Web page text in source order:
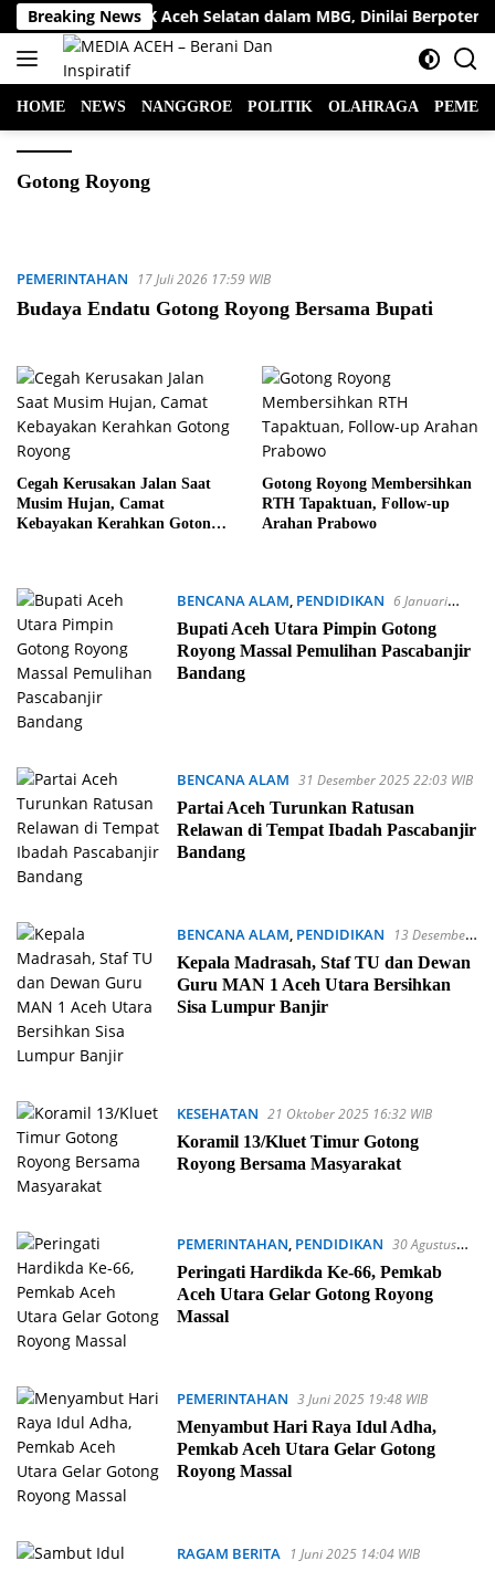
Langsung
ke
konten
Breaking News
DPRK Aceh Selatan dalam MBG, Dinilai Berpotensi
HOME NEWS NANGGROE POLITIK OLAHRAGA
Gotong Royong
PEMERINTAHAN 17 Juli 2026 17:59 WIB
Budaya Endatu Gotong Royong Bersama Bupati
Cegah Kerusakan Jalan Saat
Musim Hujan, Camat
Kebayakan Kerahkan Gotong
‎Gotong Royong Membersihkan
RTH Tapaktuan, Follow-up
Arahan Prabowo
BENCANA ALAM, PENDIDIKAN 6 Januari
2026 16:44 WIB
‎Bupati Aceh Utara Pimpin Gotong
Royong Massal Pemulihan Pascabanjir
Bandang
BENCANA ALAM 31 Desember 2025 22:03 WIB
Partai Aceh Turunkan Ratusan
Relawan di Tempat Ibadah Pascabanjir
Bandang
BENCANA ALAM, PENDIDIKAN
13 Desember
2025 19:31 WIB
Kepala Madrasah, Staf TU dan Dewan
Guru MAN 1 Aceh Utara Bersihkan
Sisa Lumpur Banjir
KESEHATAN 21 Oktober 2025 16:32 WIB
Koramil 13/Kluet Timur Gotong
Royong Bersama Masyarakat
PEMERINTAHAN, PENDIDIKAN 30 Agustus
2025 11:31 WIB
Peringati Hardikda Ke-66, Pemkab
Aceh Utara Gelar Gotong Royong
Massal
PEMERINTAHAN 3 Juni 2025 19:48 WIB
Menyambut Hari Raya Idul Adha,
Pemkab Aceh Utara Gelar Gotong
Royong Massal
RAGAM BERITA
1 Juni 2025 14:04 WIB